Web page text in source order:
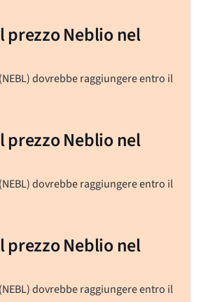
prezzo Neblio nel
dovrebbe raggiungere entro il
prezzo Neblio nel
dovrebbe raggiungere entro il
prezzo Neblio nel
dovrebbe raggiungere entro il